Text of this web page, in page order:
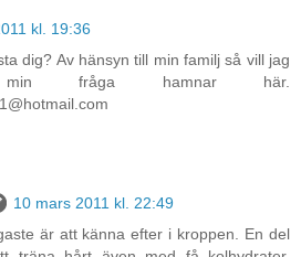
kl. 19:36
dig? Av hänsyn till min familj så vill jag
fråga hamnar här.
10 mars 2011 kl. 22:49
är att känna efter i kroppen. En del